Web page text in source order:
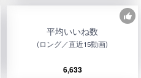
平均いいね数
(ロング／直近15動画)
6,633